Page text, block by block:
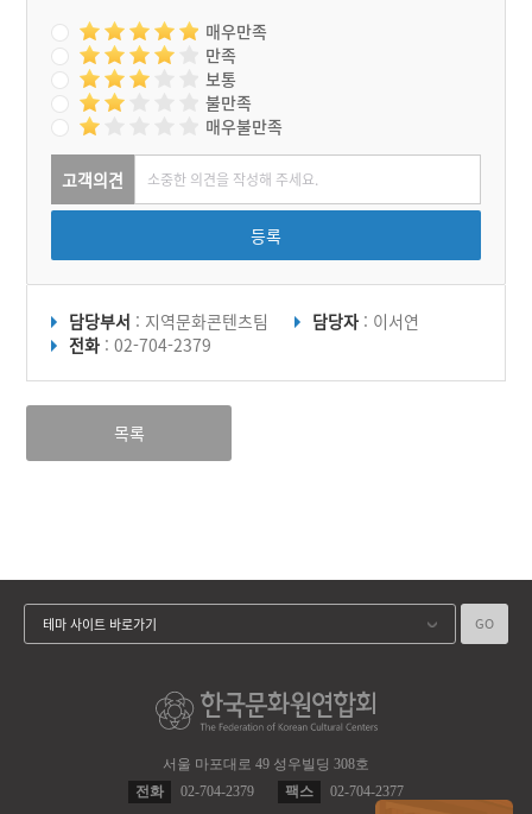
이형중 씨가 3대 대표가 되
면서 현재의 위치로 확장 이
전하였고, 3대를 잇는 광양
불고기의 전통을 살려 ‘삼대
광양불고기’로 가게 이름을
변경하여 현재에 이르고 있
다. 2018년부터는 식품조리
학을 전공한 이형중 씨의 아
들 이영재 씨가 4대째 가업
매우만족
만족
보통
불만족
매우불만족
고객의견
등록
담당부서 : 지역문화콘텐츠팀 담당자 : 이서연
전화 : 02-704-2379
목록
서울 마포대로 49 성우빌딩 308호
전화
02-704-2379 팩스 02-704-2377
테마 사이트 바로가기 GO